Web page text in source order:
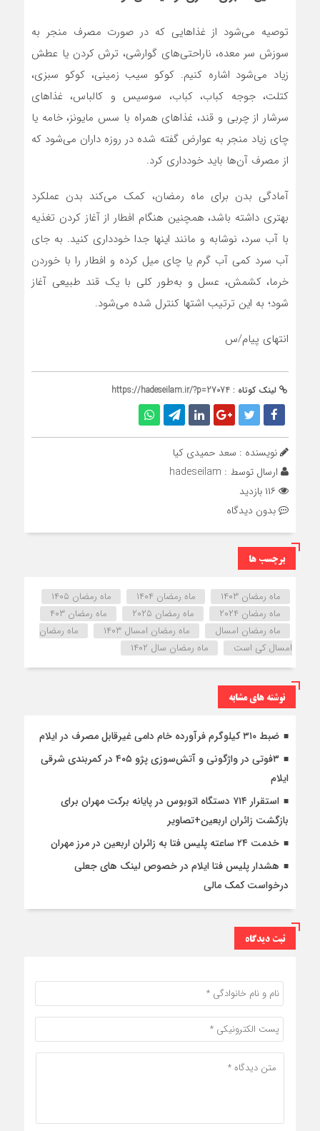
توصیه می‌شود از غذاهایی که در صورت مصرف منجر به
سوزش سر معده، ناراحتی‌های گوارشی، ترش کردن یا عطش
زیاد می‌شود اشاره کنیم. کوکو سیب زمینی، کوکو سبزی،
کتلت، جوجه کباب، کباب، سوسیس و کالباس، غذاهای
سرشار از چربی و قند، غذاهای همراه با سس مایونز، خامه یا
چای زیاد منجر به عوارض گفته شده در روزه داران می‌شود که
از مصرف آن‌ها باید خودداری کرد.
آمادگی بدن برای ماه رمضان، کمک می‌کند بدن عملکرد
بهتری داشته باشد، همچنین هنگام افطار از آغاز کردن تغذیه
با آب سرد، نوشابه و مانند اینها جدا خودداری کنید. به جای
آب سرد کمی آب گرم یا چای میل کرده و افطار را با خوردن
خرما، کشمش، عسل و به‌طور کلی با یک قند طبیعی آغاز
شود؛ به این ترتیب اشتها کنترل شده می‌شود.
انتهای پیام/س
لینک کوتاه : https://hadeseilam.ir/?p=27074
نویسنده : سعد حمیدی کیا
ارسال توسط : hadeseilam
بدون دیدگاه
برچسب ها
ماه رمضان ۱۴۰۳ ماه رمضان ۱۴۰۴
ماه رمضان ۱۴۰۵
ماه رمضان ۲۰۲۴
ماه رمضان ۲۰۲۵
ماه رمضان ۴۰۳
ماه رمضان امسال
ماه رمضان امسال ۱۴۰۳
ماه رمضان
امسال کی است
ماه رمضان سال ۱۴۰۲
نوشته های مشابه
ضبط ۳۱۰ کیلوگرم فرآورده خام دامی غیرقابل مصرف در ایلام
۳فوتی در واژگونی و آتش‌سوزی پژو ۴۰۵ در کمربندی شرقی
ایلام
استقرار ۷۱۴ دستگاه اتوبوس در پایانه برکت مهران برای
بازگشت زائران اربعین+تصاویر
خدمت ۲۴ ساعته پلیس فتا به زائران اربعین در مرز مهران
هشدار پلیس فتا ایلام در خصوص لینک های جعلی
درخواست کمک مالی
ثبت دیدگاه